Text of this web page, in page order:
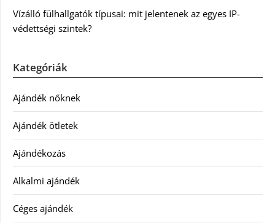
Vízálló fülhallgatók típusai: mit jelentenek az egyes IP-
védettségi szintek?
Kategóriák
Ajándék nőknek
Ajándék ötletek
Ajándékozás
Alkalmi ajándék
Céges ajándék